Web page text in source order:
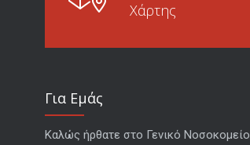
Χάρτης
Για Εμάς
Καλώς ήρθατε στο Γενικό Νοσοκομείο